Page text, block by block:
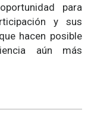
para
y sus
hacen posible
aún más